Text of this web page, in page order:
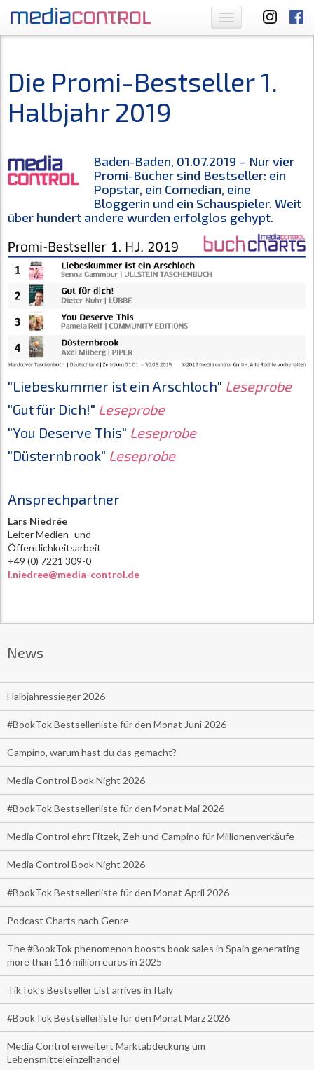
Toggle
navigation
Die Promi-Bestseller 1.
Halbjahr 2019
Baden-Baden, 01.07.2019 – Nur vier
Promi-Bücher sind Bestseller: ein
Popstar, ein Comedian, eine
Bloggerin und ein Schauspieler. Weit
über hundert andere wurden erfolglos gehypt.
"Liebeskummer ist ein Arschloch" Leseprobe
"Gut für Dich!" Leseprobe
"You Deserve This" Leseprobe
"Düsternbrook" Leseprobe
Ansprechpartner
Lars Niedrée
Leiter Medien- und
Öffentlichkeitsarbeit
+49 (0) 7221 309-0
l.niedree@media-control.de
News
Halbjahressieger 2026
#BookTok Bestsellerliste für den Monat Juni 2026
Campino, warum hast du das gemacht?
Media Control Book Night 2026
#BookTok Bestsellerliste für den Monat Mai 2026
Media Control ehrt Fitzek, Zeh und Campino für Millionenverkäufe
Media Control Book Night 2026
#BookTok Bestsellerliste für den Monat April 2026
Podcast Charts nach Genre
The #BookTok phenomenon boosts book sales in Spain generating
more than 116 million euros in 2025
TikTok’s Bestseller List arrives in Italy
#BookTok Bestsellerliste für den Monat März 2026
Media Control erweitert Marktabdeckung um
Lebensmitteleinzelhandel